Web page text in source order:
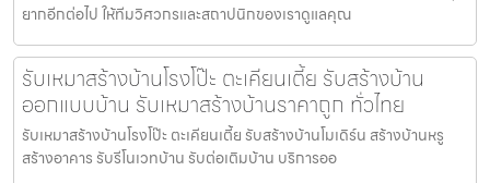
ยากอีกต่อไป ให้ทีมวิศวกรและสถาปนิกของเราดูแลคุณ
รับเหมาสร้างบ้านโรงโป๊ะ ตะเคียนเตี้ย รับสร้างบ้าน
ออกแบบบ้าน รับเหมาสร้างบ้านราคาถูก ทั่วไทย
รับเหมาสร้างบ้านโรงโป๊ะ ตะเคียนเตี้ย รับสร้างบ้านโมเดิร์น สร้างบ้านหรู
สร้างอาคาร รับรีโนเวทบ้าน รับต่อเติมบ้าน บริการออ